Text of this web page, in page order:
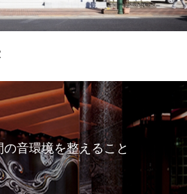
の音環境を整えること